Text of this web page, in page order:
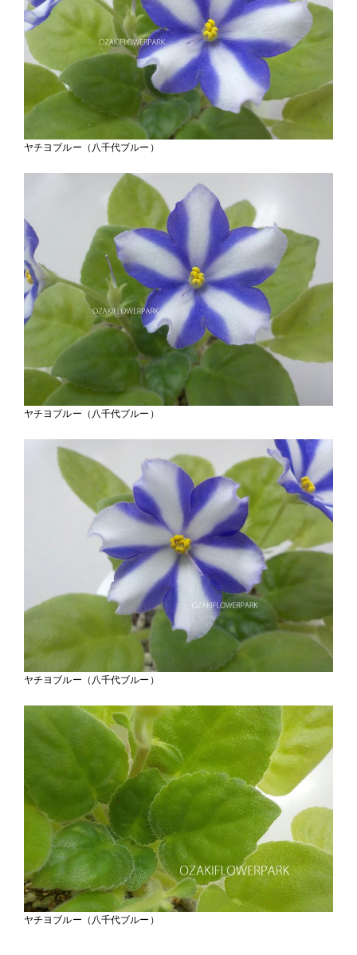
ヤチヨブルー（八千代ブルー）
ヤチヨブルー（八千代ブルー）
ヤチヨブルー（八千代ブルー）
ヤチヨブルー（八千代ブルー）